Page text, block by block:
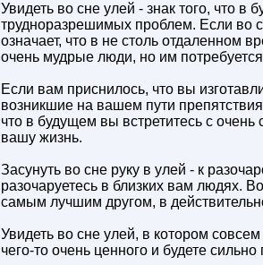
Увидеть во сне улей - знак того, что
трудноразрешимых проблем. Если во
означает, что в не столь отдаленном
очень мудрые люди, но им
Если вам приснилось, что вы
возникшие на вашем пути
что в будущем вы встретитесь с
вашу жизнь.
Засунуть во сне руку в улей - к
разочаруетесь в близких вам людях.
самым лучшим другом, в
Увидеть во сне улей, в котором
чего-то очень ценного и будете сильно